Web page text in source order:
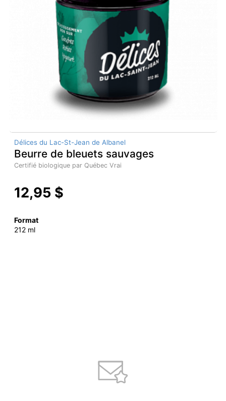
Délices du Lac-St-Jean de Albanel
Beurre de bleuets sauvages
Certifié biologique par Québec Vrai
12,95 $
Format
212 ml